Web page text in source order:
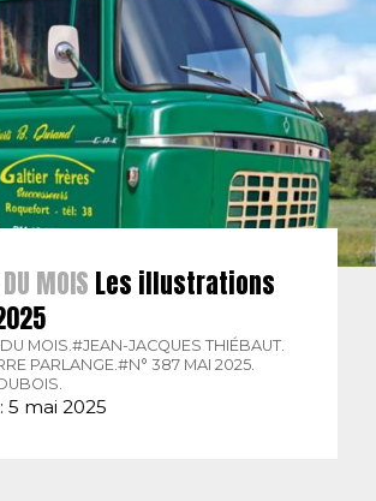
MOIS Les illustrations
MOIS. #JEAN-JACQUES THIÉBAUT.
PARLANGE. #N° 387 MAI 2025.
5 mai 2025